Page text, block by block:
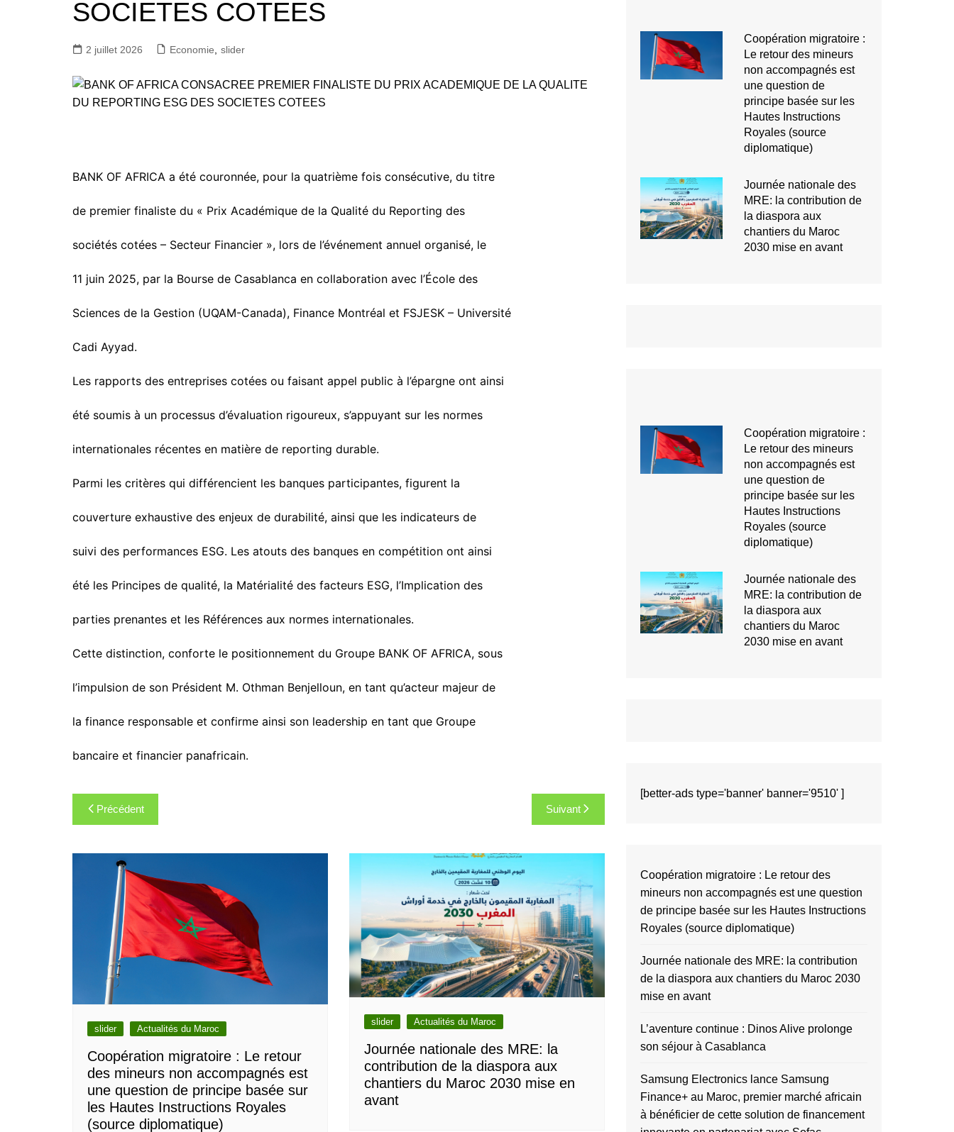
SOCIETES COTEES
2 juillet 2026 Economie slider
BANK OF AFRICA a été couronnée, pour la quatrième fois consécutive, du titre
de premier finaliste du « Prix Académique de la Qualité du Reporting des
sociétés cotées – Secteur Financier », lors de l’événement annuel organisé, le
11 juin 2025, par la Bourse de Casablanca en collaboration avec l’École des
Sciences de la Gestion (UQAM-Canada), Finance Montréal et FSJESK – Université
Cadi Ayyad.
Les rapports des entreprises cotées ou faisant appel public à l’épargne ont ainsi
été soumis à un processus d’évaluation rigoureux, s’appuyant sur les normes
internationales récentes en matière de reporting durable.
Parmi les critères qui différencient les banques participantes, figurent la
couverture exhaustive des enjeux de durabilité, ainsi que les indicateurs de
suivi des performances ESG. Les atouts des banques en compétition ont ainsi
été les Principes de qualité, la Matérialité des facteurs ESG, l’Implication des
parties prenantes et les Références aux normes internationales.
Cette distinction, conforte le positionnement du Groupe BANK OF AFRICA, sous
l’impulsion de son Président M. Othman Benjelloun, en tant qu’acteur majeur de
la finance responsable et confirme ainsi son leadership en tant que Groupe
bancaire et financier panafricain.
Navigation
de
l’article
Précédent Suivant
slider Actualités du Maroc
Coopération migratoire : Le retour
des mineurs non accompagnés est
une question de principe basée sur
les Hautes Instructions Royales
(source diplomatique)
slider Actualités du Maroc
Journée nationale des MRE: la
contribution de la diaspora aux
chantiers du Maroc 2030 mise en
avant
Coopération migratoire :
Le retour des mineurs
non accompagnés est
une question de
principe basée sur les
Hautes Instructions
Royales (source
diplomatique)
Journée nationale des
MRE: la contribution de
la diaspora aux
chantiers du Maroc
2030 mise en avant
Coopération migratoire :
Le retour des mineurs
non accompagnés est
une question de
principe basée sur les
Hautes Instructions
Royales (source
diplomatique)
Journée nationale des
MRE: la contribution de
la diaspora aux
chantiers du Maroc
2030 mise en avant
[better-ads type='banner' banner='9510' ]
Coopération migratoire : Le retour des
mineurs non accompagnés est une question
de principe basée sur les Hautes Instructions
Royales (source diplomatique)
Journée nationale des MRE: la contribution
de la diaspora aux chantiers du Maroc 2030
mise en avant
L’aventure continue : Dinos Alive prolonge
son séjour à Casablanca
Samsung Electronics lance Samsung
Finance+ au Maroc, premier marché africain
à bénéficier de cette solution de financement